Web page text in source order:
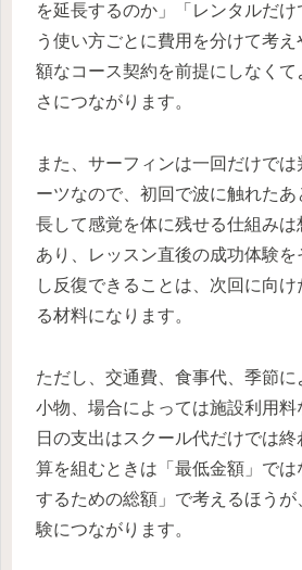
を延長するのか」「レンタルだ
う使い方ごとに費用を分けて考
額なコース契約を前提にしなくて
さにつながります。
また、サーフィンは一回だけで
ーツなので、初回で波に触れた
長して感覚を体に残せる仕組み
あり、レッスン直後の成功体験
し反復できることは、次回に向
る材料になります。
ただし、交通費、食事代、季節に
小物、場合によっては施設利用料
日の支出はスクール代だけでは
算を組むときは「最低金額」では
するための総額」で考えるほう
験につながります。